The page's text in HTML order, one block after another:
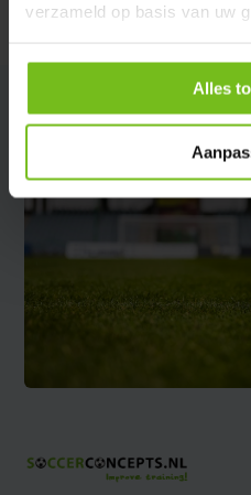
verzameld op basis van uw
Alles
Delen